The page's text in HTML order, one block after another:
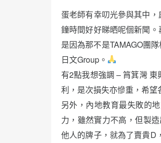
蛋老師有幸叨光參與其中
鐘時間好好睇晒呢個新聞
是因為那不是TAMAGO團
日文Group。
有2點我想強調 – 筲箕灣
利，是次損失亦慘重，希望
另外，內地教育最失敗的
力，雖然實力不高，但製
他人的牌子，就為了賣貴D